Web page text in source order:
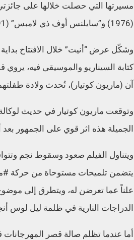
مسيرتها التي حصلت خلالها على
(1976) و”سايلنس أوف ذي لامبس” (1991).
وشكّل عرض “أنيت” خلال الافتتاح
كتابة السيناريو والموسيقى فيه،
آن (ماريون كوتيار)، تُحدث ولادة
وتوقعت ماريون كوتيار في حديث
الجميلة هذه اثر قوي على الجمهور
ويتناول الفيلم صعود وسقوط نجم
يتضمن تلميحات مستوحاة من حركة
علناً عما تعرضن له، ويتطرق إلى
الدراجات النارية في ظلمة ليل لوس
أما عندما تظلم صالة قصر المهرجانات